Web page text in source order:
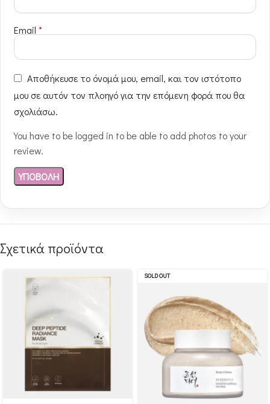
Email *
Αποθήκευσε το όνομά μου, email, και τον ιστότοπο
μου σε αυτόν τον πλοηγό για την επόμενη φορά που θα
σχολιάσω.
You have to be logged in to be able to add photos to your
review.
Σχετικά προϊόντα
SOLD OUT